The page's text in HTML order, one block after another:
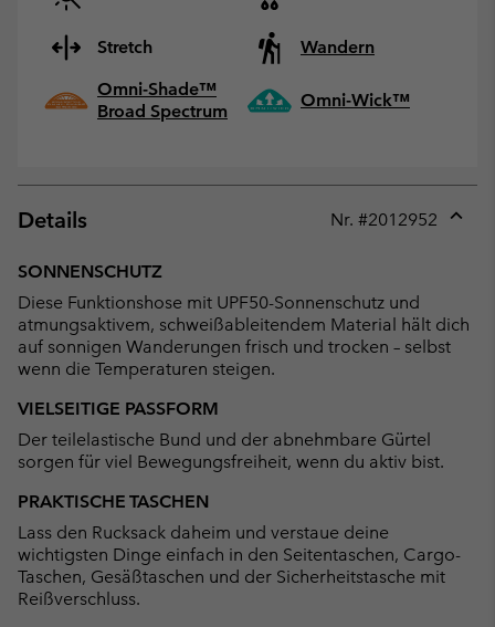
Stretch
Wandern
Omni-Shade™
Broad Spectrum
Omni-Wick™
Details Nr. #2012952
SONNENSCHUTZ
Diese Funktionshose mit UPF50-Sonnenschutz und
atmungsaktivem, schweißableitendem Material hält dich
auf sonnigen Wanderungen frisch und trocken – selbst
wenn die Temperaturen steigen.
VIELSEITIGE PASSFORM
Der teilelastische Bund und der abnehmbare Gürtel
sorgen für viel Bewegungsfreiheit, wenn du aktiv bist.
PRAKTISCHE TASCHEN
Lass den Rucksack daheim und verstaue deine
wichtigsten Dinge einfach in den Seitentaschen, Cargo-
Taschen, Gesäßtaschen und der Sicherheitstasche mit
Reißverschluss.